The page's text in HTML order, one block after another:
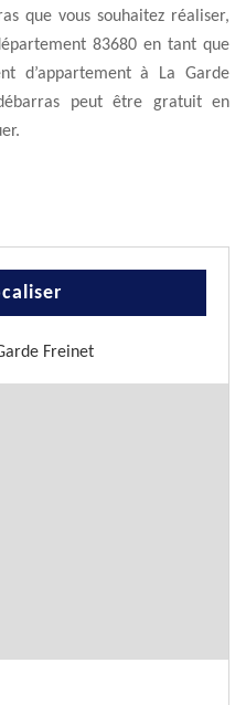
que vous souhaitez réaliser,
83680 en tant que
d’appartement à La Garde
peut être gratuit en
Freinet